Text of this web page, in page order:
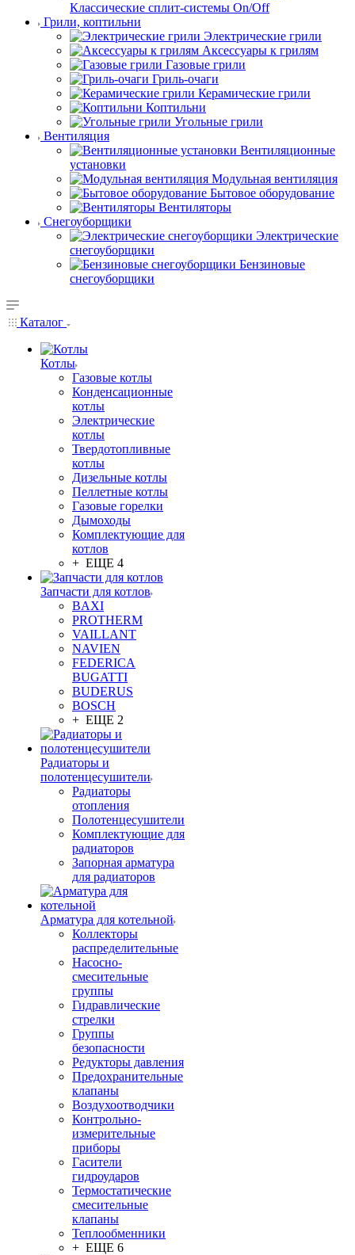
Классические сплит-системы On/Off
Грили, коптильни
Электрические грили
Аксессуары к грилям
Газовые грили
Гриль-очаги
Керамические грили
Коптильни
Угольные грили
Вентиляция
Вентиляционные
установки
Модульная вентиляция
Бытовое оборудование
Вентиляторы
Снегоуборщики
Электрические
снегоуборщики
Бензиновые
снегоуборщики
Каталог
Котлы
Газовые котлы
Конденсационные
котлы
Электрические
котлы
Твердотопливные
котлы
Дизельные котлы
Пеллетные котлы
Газовые горелки
Дымоходы
Комплектующие для
котлов
+ ЕЩЕ 4
Запчасти для котлов
BAXI
PROTHERM
VAILLANT
NAVIEN
FEDERICA
BUGATTI
BUDERUS
BOSCH
+ ЕЩЕ 2
Радиаторы и
полотенцесушители
Радиаторы
отопления
Полотенцесушители
Комплектующие для
радиаторов
Запорная арматура
для радиаторов
Арматура для котельной
Коллекторы
распределительные
Насосно-
смесительные
группы
Гидравлические
стрелки
Группы
безопасности
Редукторы давления
Предохранительные
клапаны
Воздухоотводчики
Контрольно-
измерительные
приборы
Гасители
гидроударов
Термостатические
смесительные
клапаны
Теплообменники
+ ЕЩЕ 6